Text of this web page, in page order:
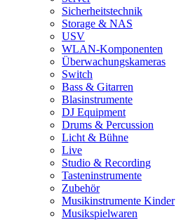
Sicherheitstechnik
Storage & NAS
USV
WLAN-Komponenten
Überwachungskameras
Switch
Bass & Gitarren
Blasinstrumente
DJ Equipment
Drums & Percussion
Licht & Bühne
Live
Studio & Recording
Tasteninstrumente
Zubehör
Musikinstrumente Kinder
Musikspielwaren